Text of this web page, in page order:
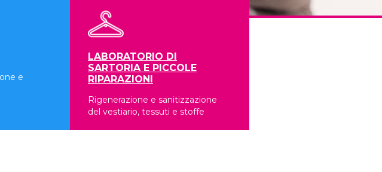
e
LABORATORIO DI
SARTORIA E PICCOLE
RIPARAZIONI
Rigenerazione e sanitizzazione
del vestiario, tessuti e stoffe